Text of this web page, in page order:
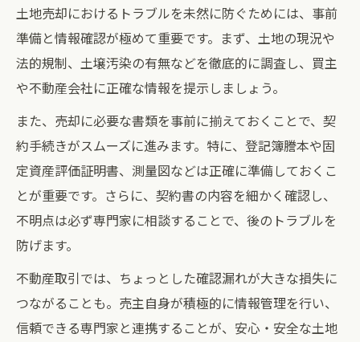
土地売却におけるトラブルを未然に防ぐためには、事前
準備と情報確認が極めて重要です。まず、土地の現況や
法的規制、土壌汚染の有無などを徹底的に調査し、買主
や不動産会社に正確な情報を提示しましょう。
また、売却に必要な書類を事前に揃えておくことで、契
約手続きがスムーズに進みます。特に、登記簿謄本や固
定資産評価証明書、測量図などは正確に準備しておくこ
とが重要です。さらに、契約書の内容を細かく確認し、
不明点は必ず専門家に相談することで、後のトラブルを
防げます。
不動産取引では、ちょっとした確認漏れが大きな損失に
つながることも。売主自身が積極的に情報管理を行い、
信頼できる専門家と連携することが、安心・安全な土地